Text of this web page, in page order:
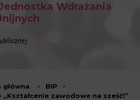
Wdrażania
główna > BIP
>
zawodowe na sześć!”